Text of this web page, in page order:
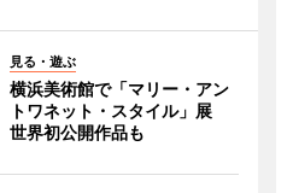
見る・遊ぶ
横浜美術館で「マリー・アン
トワネット・スタイル」展
世界初公開作品も